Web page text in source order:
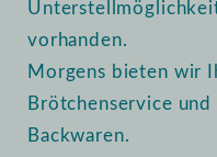
vorhanden.
Morgens bieten wir
Brötchenservice
Backwaren.